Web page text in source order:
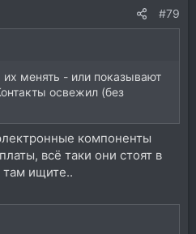
#79
их менять - или показывают
освежил (без
компоненты
всё таки они стоят в
ищите..